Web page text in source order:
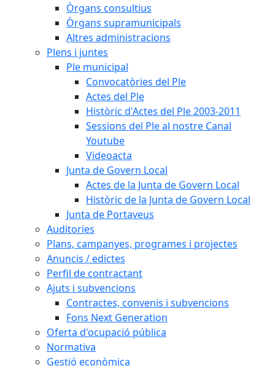
Òrgans consultius
Òrgans supramunicipals
Altres administracions
Plens i juntes
Ple municipal
Convocatòries del Ple
Actes del Ple
Històric d'Actes del Ple 2003-2011
Sessions del Ple al nostre Canal
Youtube
Videoacta
Junta de Govern Local
Actes de la Junta de Govern Local
Històric de la Junta de Govern Local
Junta de Portaveus
Auditories
Plans, campanyes, programes i projectes
Anuncis / edictes
Perfil de contractant
Ajuts i subvencions
Contractes, convenis i subvencions
Fons Next Generation
Oferta d'ocupació pública
Normativa
Gestió econòmica